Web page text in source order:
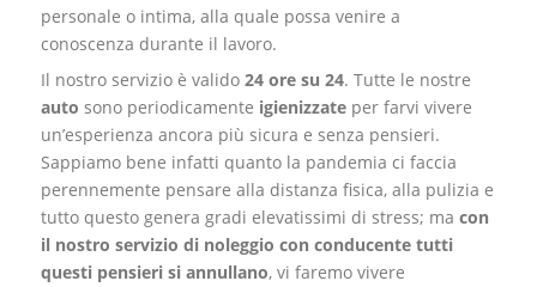
personale o intima, alla quale possa venire a
conoscenza durante il lavoro.
Il nostro servizio è valido24 ore su 24. Tutte le nostre
autosono periodicamente igienizzate per farvi vivere
un’esperienza ancora più sicura e senza pensieri.
Sappiamo bene infatti quanto la pandemia ci faccia
perennemente pensare alla distanza fisica, alla pulizia e
tutto questo genera gradi elevatissimi di stress; macon
il nostro servizio di noleggio con conducente tutti
questi pensieri si annullano, vi faremo vivere